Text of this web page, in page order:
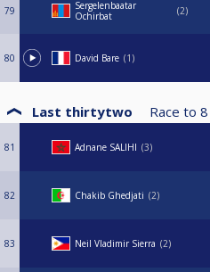
79
Sergelenbaatar
Ochirbat
2
80 David Bare 1
Last thirtytwo Race to 8
81 Adnane SALIHI 3
82 Chakib Ghedjati 2
83 Neil Vladimir Sierra 2